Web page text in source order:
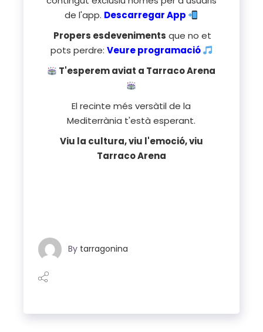
de l'app. Descarregar App
Propers esdeveniments que no et
pots perdre: Veure programació
T'esperem aviat a Tarraco Arena
El recinte més versàtil de la
Mediterrània t'està esperant.
Viu la cultura, viu l'emoció, viu
Tarraco Arena
By tarragonina